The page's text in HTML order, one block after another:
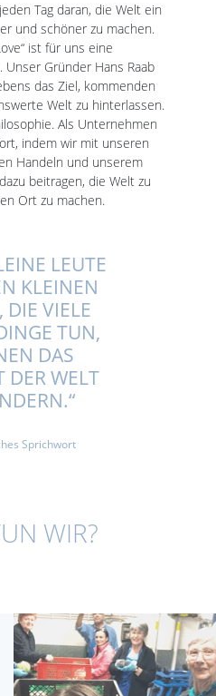
Tag daran, die Welt ein
und schöner zu machen.
ist für uns eine
Unser Gründer Hans Raab
das Ziel, kommenden
Welt zu hinterlassen.
Als Unternehmen
indem wir mit unseren
Handeln und unserem
beitragen, die Welt zu
Ort zu machen.
LEUTE
KLEINEN
DIE VIELE
TUN,
DAS
DER WELT
Sprichwort
WIR?